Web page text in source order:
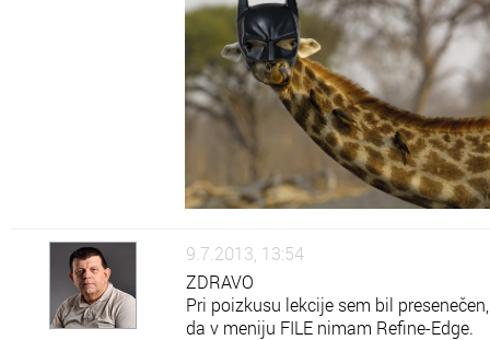
9.7.2013, 13:54
ZDRAVO
Pri poizkusu lekcije sem bil presenečen,
da v meniju FILE nimam Refine-Edge.